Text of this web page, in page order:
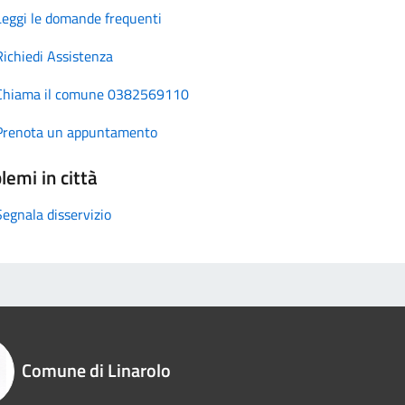
le domande frequenti
Assistenza
il comune 0382569110
un appuntamento
in città
disservizio
Comune di Linarolo